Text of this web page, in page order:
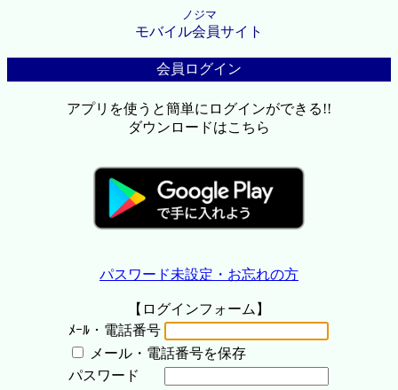
ノジマ
モバイル会員サイト
会員ログイン
アプリを使うと簡単にログインができる!!
ダウンロードはこちら
パスワード未設定・お忘れの方
【ログインフォーム】
ﾒｰﾙ・電話番号
メール・電話番号を保存
パスワード